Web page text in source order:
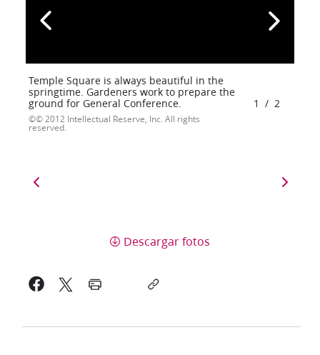
Temple Square is always beautiful in the
springtime. Gardeners work to prepare the
ground for General Conference.
© 2012 Intellectual Reserve, Inc. All rights
reserved.
1 / 2
Descargar fotos